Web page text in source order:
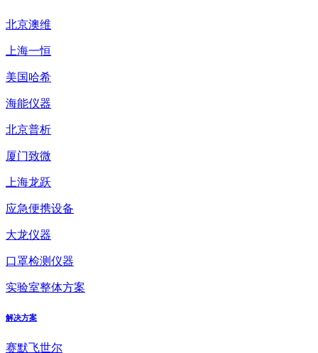
北京澳维
上海一恒
美国哈希
海能仪器
北京普析
厦门致微
上海龙跃
应急便携设备
大龙仪器
口罩检测仪器
实验室整体方案
解决方案
赛默飞世尔